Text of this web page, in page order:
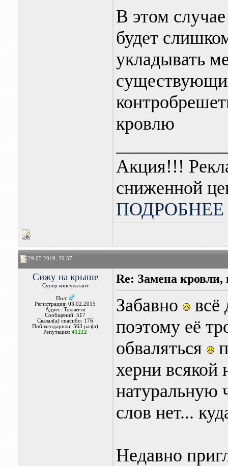
В этом
будет
укладывать
кровлю
Акция!!!
сниженной
29.05.2019, 20:37
Сижу на крыше
Супер консультант
Пол:
Регистрация: 03.02.2015
Адрес: Тольятти
Сообщений: 517
Сказал(а) спасибо: 176
Поблагодарили: 563 раз(а)
Репутация:41222
Re: Замена кровли,
Забавно
всё
поэтому её
обваляться
херни всякой
натуральную
слов нет...
Недавно